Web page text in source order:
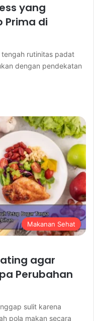
yang
Prima di
rutinitas padat
dengan pendekatan
Makanan Sehat
agar
Perubahan
sulit karena
pola makan secara